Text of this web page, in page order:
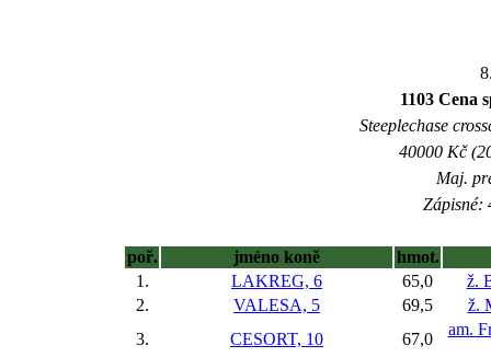
1103 Cena
Steeplechase
40000 Kč
Maj.
Zápisné:
poř. jméno koně
hmot.
1.
LAKREG, 6 65,0
ž.
2.
VALESA, 5 69,5
ž.
3.
CESORT, 10 67,0
am.